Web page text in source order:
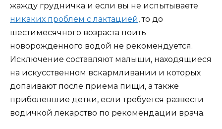
жажду грудничка и если вы не испытываете
никаких проблем с лактацией, то до
шестимесячного возраста поить
новорожденного водой не рекомендуется.
Исключение составляют малыши, находящиеся
на искусственном вскармливании и которых
допаивают после приема пищи, а также
приболевшие детки, если требуется развести
водичкой лекарство по рекомендации врача.